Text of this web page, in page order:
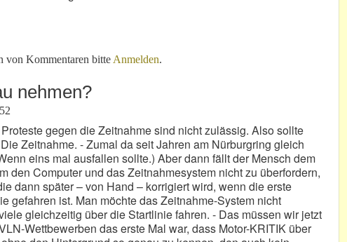
Spaß haben!“
von Kommentaren bitte Anmelden.
nehmen?
gegen die Zeitnahme sind nicht zulässig. Also sollte
Zeitnahme. - Zumal da seit Jahren am Nürburgring gleich
eins mal ausfallen sollte.) Aber dann fällt der Mensch dem
den Computer und das Zeitnahmesystem nicht zu überfordern,
dann später – von Hand – korrigiert wird, wenn die erste
gefahren ist. Man möchte das Zeitnahme-System nicht
gleichzeitig über die Startlinie fahren. - Das müssen wir jetzt
Wettbewerben das erste Mal war, dass Motor-KRITIK über